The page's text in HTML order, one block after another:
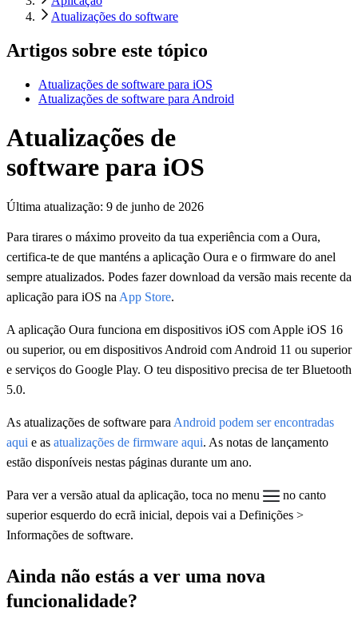
Atualizações do software
Artigos sobre este tópico
Atualizações de software para iOS
Atualizações de software para Android
Atualizações de
software para iOS
Última atualização: 9 de junho de 2026
Para tirares o máximo proveito da tua experiência com a Oura,
certifica-te de que manténs a aplicação Oura e o firmware do anel
sempre atualizados. Podes fazer download da versão mais recente da
aplicação para iOS na App Store.
A aplicação Oura funciona em dispositivos iOS com Apple iOS 16
ou superior, ou em dispositivos Android com Android 11 ou superior
e serviços do Google Play. O teu dispositivo precisa de ter Bluetooth
5.0.
As atualizações de software para Android podem ser encontradas
aqui e as atualizações de firmware aqui. As notas de lançamento
estão disponíveis nestas páginas durante um ano.
Para ver a versão atual da aplicação, toca no menu
no canto
superior esquerdo do ecrã inicial, depois vai a Definições >
Informações de software.
Ainda não estás a ver uma nova
funcionalidade?